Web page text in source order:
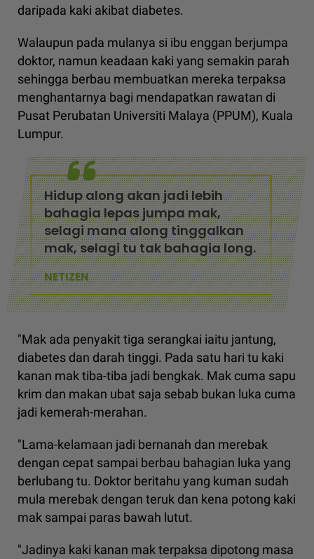
daripada kaki akibat diabetes.
Walaupun pada mulanya si ibu enggan berjumpa
doktor, namun keadaan kaki yang semakin parah
sehingga berbau membuatkan mereka terpaksa
menghantarnya bagi mendapatkan rawatan di
Pusat Perubatan Universiti Malaya (PPUM), Kuala
Lumpur.
Hidup along akan jadi lebih
bahagia lepas jumpa mak,
selagi mana along tinggalkan
mak, selagi tu tak bahagia long.
NETIZEN
"Mak ada penyakit tiga serangkai iaitu jantung,
diabetes dan darah tinggi. Pada satu hari tu kaki
kanan mak tiba-tiba jadi bengkak. Mak cuma sapu
krim dan makan ubat saja sebab bukan luka cuma
jadi kemerah-merahan.
"Lama-kelamaan jadi bernanah dan merebak
dengan cepat sampai berbau bahagian luka yang
berlubang tu. Doktor beritahu yang kuman sudah
mula merebak dengan teruk dan kena potong kaki
mak sampai paras bawah lutut.
"Jadinya kaki kanan mak terpaksa dipotong masa